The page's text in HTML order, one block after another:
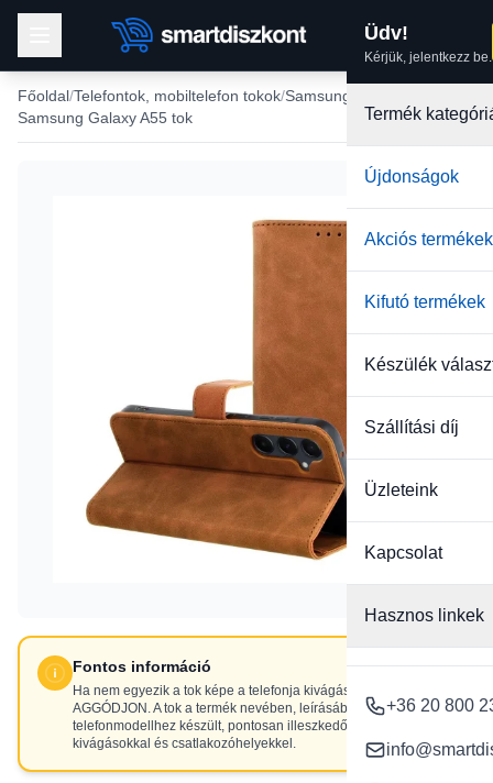
Üdv!
Kérjük, jelentkezz be.
Termék
Újdonságok
Akciós termékek
Kifutó termékek
Készülék
Szállítási díj
Üzleteink
Kapcsolat
Hasznos linkek
+36 20 800
Főoldal Telefontok, mobiltelefon tokok Samsung tokok
Samsung Galaxy A55 tok
Fontos információ
Ha nem egyezik a tok képe a telefonja kivágásaival, NE
AGGÓDJON. A tok a termék nevében, leírásában szereplő
telefonmodellhez készült, pontosan illeszkedő
kivágásokkal és csatlakozóhelyekkel.